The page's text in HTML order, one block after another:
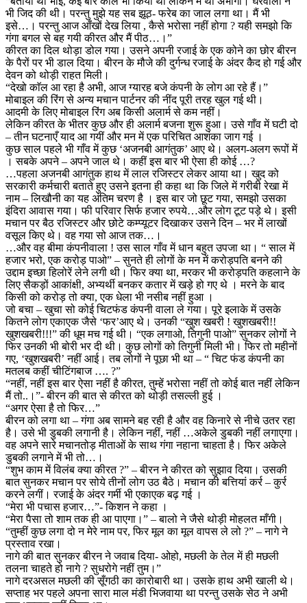
भी जिद की थी। परन्तु मुझे यह सब झूठ- फरेब का जाल लगा था। मैं भी
इसे…। परन्तु आज आँखों देख लिया , कैसे भरोसा नहीं होगा ? यही समझो कि
गंगा बगल से बह गयी कीरत और मैं पीठ…।”
कीरत का दिल थोड़ा डोल गया। उसने अपनी रजाई के एक कोने का छोर बीरन
के पैरों पर भी डाल दिया। बीरन के मौजे की दुर्गन्ध रजाई के अंदर कैद हो गई और
देवन को थोड़ी राहत मिली।
“देखो काॅल आ रहा है अभी, आज ग्यारह बजे कंपनी के लोग आ रहे हैं।”
मोबाइल की रिंग से अन्य मचान पार्टनर की नींद पूरी तरह खुल गई थी।
आदमी के लिए मोबाइल रिंग अब किसी अलार्म से कम नहीं।
लेकिन कीरत के भीतर कुछ और ही अलार्म बजना शुरू हुआ। उसे गाँव में घटी दो
– तीन घटनाएँ याद आ गयीं और मन में एक परिचित आशंका जाग गई ।
कुछ साल पहले भी गाँव में कुछ ‘अजनबी आगंतुक’ आए थे। अलग-अलग रूपों में
। सबके अपने – अपने जाल थे। कहीं इस बार भी ऐसा ही कोई …?
…पहला अजनबी आगंतुक हाथ में लाल रजिस्टर लेकर आया था। खुद को
सरकारी कर्मचारी बताते हुए उसने इतना ही कहा था कि जिले में गरीबी रेखा में
नाम – लिखौनी का यह अंतिम चरण है । इस बार जो छूट गया, समझो उसका
इंदिरा आवास गया। फी परिवार सिर्फ हजार रुपये…और लोग टूट पड़े थे। इसी
मचान पर बैठ रजिस्टर और छोटे कम्प्यूटर दिखाकर उसने दिन – भर में लाखों
वसूल किए थे। वह गया सो आज तक…।
…और वह बीमा कंपनीवाला ! उस साल गाँव में धान बहुत उपजा था। “ साल में
हजार भरो, एक करोड़ पाओ” – सुनते ही लोगों के मन में करोड़पति बनने की
उद्दाम इच्छा हिलोरें लेने लगी थी। फिर क्या था, मरकर भी करोड़पति कहलाने के
लिए सैकड़ों आकांक्षी, अभ्यर्थी बनकर कतार में खड़े हो गए थे । मरने के बाद
किसी को करोड़ तो क्या, एक धेला भी नसीब नहीं हुआ ।
जो बचा – खुचा सो कोई चिटफंड कंपनी वाला ले गया। पूरे इलाके में उसके
कितने लोग एकाएक जैसे ‘फर’आए थे। उनकी “खुश खबरी ! खुशखबरी!!
खुशखबरी!!!” की धूम मच गई थी। “एक लगाओ, तिगुनी पाओ” सुनकर लोगों ने
फिर उनकी भी बोरी भर दी थी। कुछ लोगों को तिगुनी मिली भी। फिर तो महीनों
गए, ‘खुशखबरी’ नहीं आई। तब लोगों ने पूछा भी था – “ चिट फंड कंपनी का
मतलब कहीं चीटिंगबाज …. ?”
“नहीं, नहीं इस बार ऐसा नहीं है कीरत, तुम्हें भरोसा नहीं तो कोई बात नहीं लेकिन
मैं तो..।”- बीरन की बात से कीरत को थोड़ी तसल्ली हुई ।
“अगर ऐसा है तो फिर…”
बीरन को लगा था – गंगा अब सामने बह रही है और वह किनारे से नीचे उतर रहा
है। उसे भी डुबकी लगानी है। लेकिन नहीं, नहीं …अकेले डुबकी नहीं लगाएगा।
वह अपने सारे मचानतोड़ मीताओं के साथ गंगा नहाना चाहता है। फिर अकेले
डुबकी लगाने में भी तो…।
“शुभ काम में विलंब क्या कीरत ?” – बीरन ने कीरत को सुझाव दिया। उसकी
बात सुनकर मचान पर सोये तीनों लोग उठ बैठे। मचान की बत्तियां कर्र – कुर्र
करने लगीं। रजाई के अंदर गर्मी भी एकाएक बढ़ गई ।
“मेरा भी पचास हजार…”- किशन ने कहा ।
“मेरा पैसा तो शाम तक ही आ पाएगा।” – बालो ने जैसे थोड़ी मोहलत माँगी।
“तुम्हीं कुछ लगा दो न मेरे नाम पर, फिर मूल का मूल वापस ले लो ?” – नागे ने
प्रस्ताव रखा।
नागे की बात सुनकर बीरन ने जवाब दिया- ओहो, मछली के तेल में ही मछली
तलना चाहते हो नागे ? सुधरोगे नहीं तुम।”
नागे दरअसल मछली की सूँगठी का कारोबारी था। उसके हाथ अभी खाली थे।
सप्ताह भर पहले अपना सारा माल मंडी भिजवाया था परन्तु उसके सेठ ने अभी